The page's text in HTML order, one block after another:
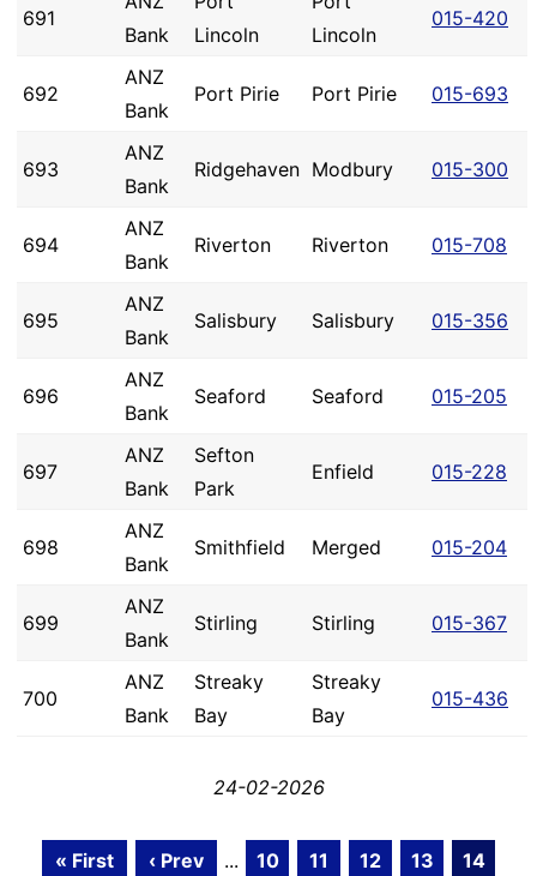
691
Bank
Lincoln
Lincoln
015-420
692
ANZ
Bank
Port Pirie Port Pirie 015-693
693
ANZ
Bank
Ridgehaven Modbury 015-300
694
ANZ
Bank
Riverton Riverton 015-708
695
ANZ
Bank
Salisbury Salisbury 015-356
696
ANZ
Bank
Seaford Seaford 015-205
697
ANZ
Bank
Sefton
Park
Enfield 015-228
698
ANZ
Bank
Smithfield Merged 015-204
699
ANZ
Bank
Stirling Stirling 015-367
700
ANZ
Bank
Streaky
Bay
Streaky
Bay
015-436
24-02-2026
« First ‹ Prev ... 10 11 12 13
14